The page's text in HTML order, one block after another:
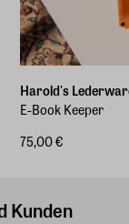
Harold's
E-Book Keeper
75,00 €
Kunden